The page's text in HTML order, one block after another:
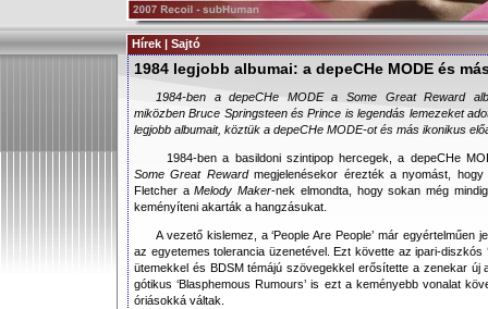
Hírek | Sajtó
1984 legjobb albumai: a depeCHe MODE és
1984-ben a depeCHe MODE a Some Great Reward
miközben Bruce Springsteen és Prince is legendás lemezeket
legjobb albumait, köztük a depeCHe MODE-ot és más ikonikus
1984-ben a basildoni szintipop hercegek, a depeCHe
Some Great Rewardmegjelenésekor érezték a nyomást, hogy
Fletcher aMelody Maker-nek elmondta, hogy sokan még
keményíteni akarták a hangzásukat.
A vezető kislemez, a ‘People Are People’ már
az egyetemes tolerancia üzenetével. Ezt követte az ipari-diszkós
ütemekkel és BDSM témájú szövegekkel erősítette a zenekar új
gótikus ‘Blasphemous Rumours’ is ezt a keményebb vonalat
óriásokká váltak.